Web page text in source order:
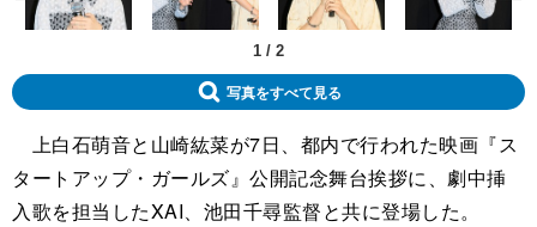
1 / 2
写真をすべて見る
上白石萌音と山崎紘菜が7日、都内で行われた映画『ス
タートアップ・ガールズ』公開記念舞台挨拶に、劇中挿
入歌を担当したXAI、池田千尋監督と共に登場した。